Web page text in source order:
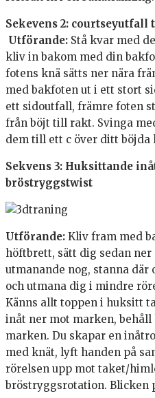
Sekevens 2:
Utförande: Stå kvar med
kliv in bakom med din
fotens knä sätts ner nära
med bakfoten ut i ett stort
ett sidoutfall, främre foten
från böjt till rakt. Svinga
dem till ett c över ditt böjda
Sekvens 3: Huksittande
bröstryggstwist
Utförande: Kliv fram med
höftbrett, sätt dig sedan ner
utmanande nog, stanna
och utmana dig i mindre
Känns allt toppen i huksitt
inåt ner mot marken, behåll
marken. Du skapar en
med knät, lyft handen på
rörelsen upp mot taket/
bröstryggsrotation. Blicken